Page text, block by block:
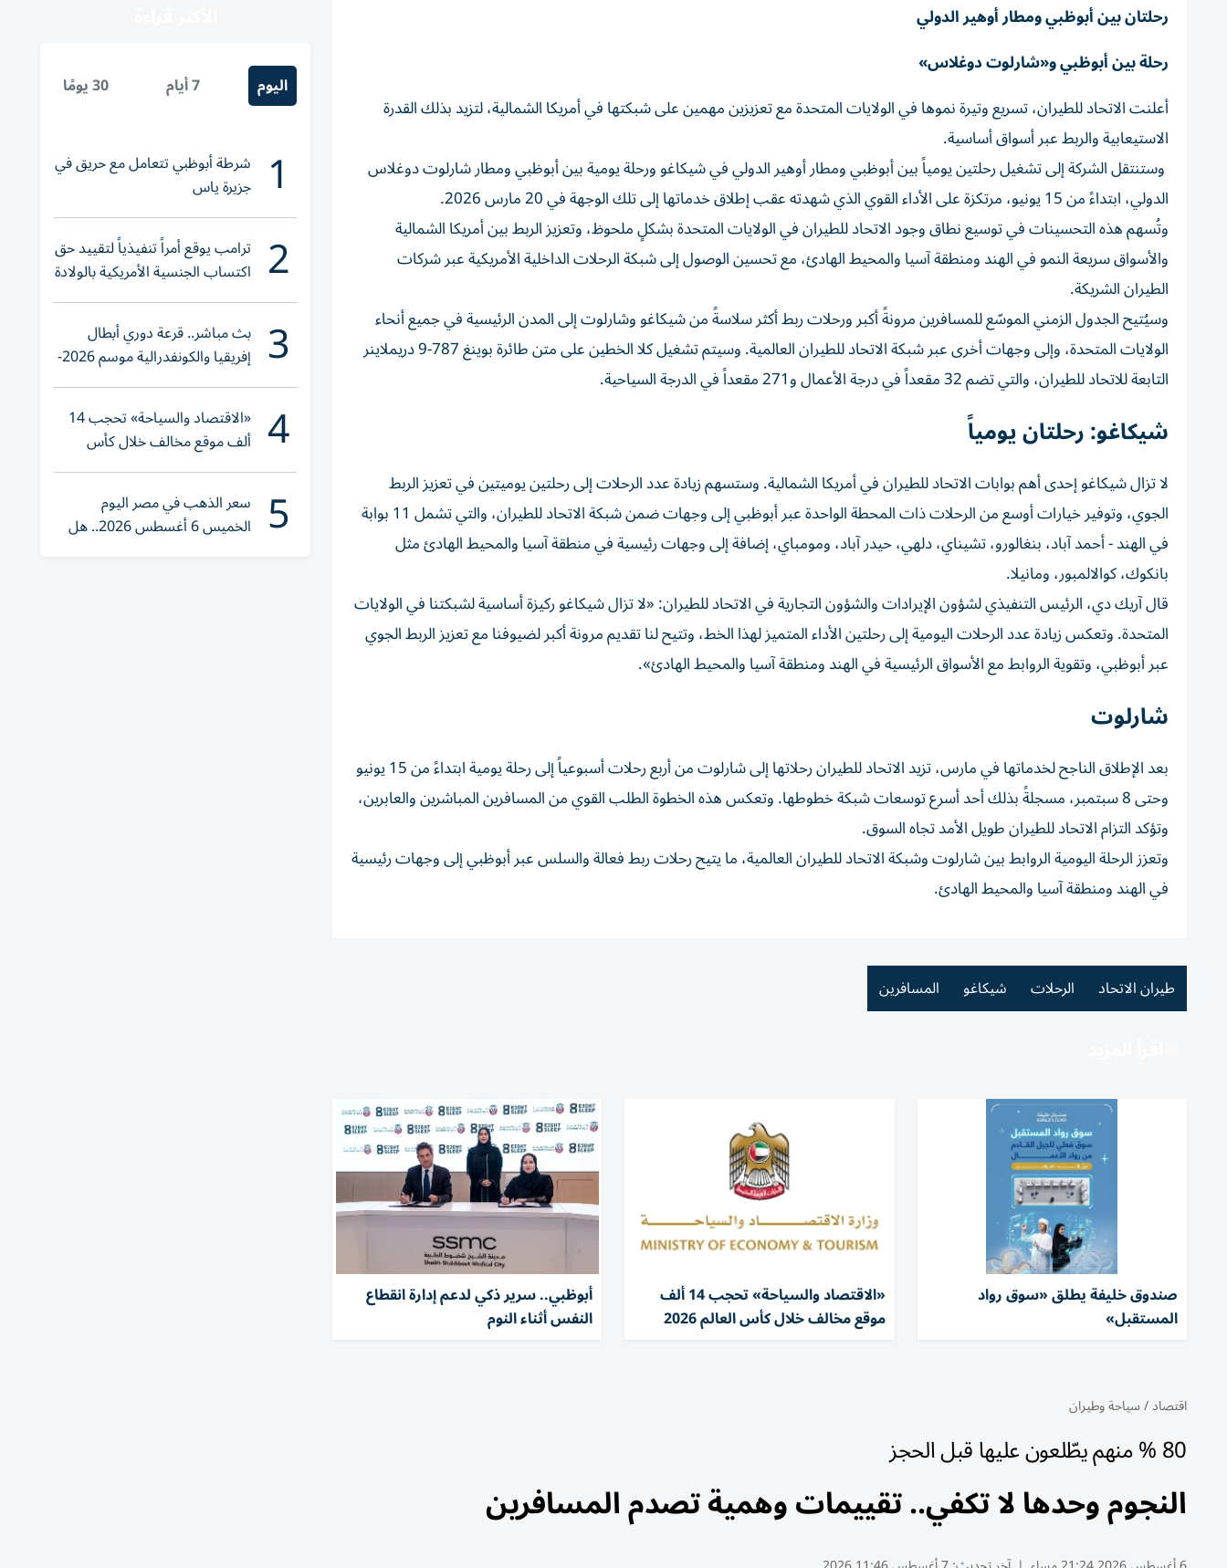
رحلتان بين أبوظبي ومطار أوهير الدولي
رحلة بين أبوظبي و«شارلوت دوغلاس»
أعلنت الاتحاد للطيران، تسريع وتيرة نموها في الولايات المتحدة مع تعزيزين مهمين على شبكتها في أمريكا الشمالية، لتزيد بذلك القدرة
الاستيعابية والربط عبر أسواق أساسية.
وستنتقل الشركة إلى تشغيل رحلتين يومياً بين أبوظبي ومطار أوهير الدولي في شيكاغو ورحلة يومية بين أبوظبي ومطار شارلوت دوغلاس
الدولي، ابتداءً من 15 يونيو، مرتكزة على الأداء القوي الذي شهدته عقب إطلاق خدماتها إلى تلك الوجهة في 20 مارس 2026.
وتُسهم هذه التحسينات في توسيع نطاق وجود الاتحاد للطيران في الولايات المتحدة بشكلٍ ملحوظ، وتعزيز الربط بين أمريكا الشمالية
والأسواق سريعة النمو في الهند ومنطقة آسيا والمحيط الهادئ، مع تحسين الوصول إلى شبكة الرحلات الداخلية الأمريكية عبر شركات
الطيران الشريكة.
وسيُتيح الجدول الزمني الموسّع للمسافرين مرونةً أكبر ورحلات ربط أكثر سلاسةً من شيكاغو وشارلوت إلى المدن الرئيسية في جميع أنحاء
الولايات المتحدة، وإلى وجهات أخرى عبر شبكة الاتحاد للطيران العالمية. وسيتم تشغيل كلا الخطين على متن طائرة بوينغ 787-9 دريملاينر
التابعة للاتحاد للطيران، والتي تضم 32 مقعداً في درجة الأعمال و271 مقعداً في الدرجة السياحية.
شيكاغو: رحلتان يومياً
لا تزال شيكاغو إحدى أهم بوابات الاتحاد للطيران في أمريكا الشمالية. وستسهم زيادة عدد الرحلات إلى رحلتين يوميتين في تعزيز الربط
الجوي، وتوفير خيارات أوسع من الرحلات ذات المحطة الواحدة عبر أبوظبي إلى وجهات ضمن شبكة الاتحاد للطيران، والتي تشمل 11 بوابة
في الهند - أحمد آباد، بنغالورو، تشيناي، دلهي، حيدر آباد، ومومباي، إضافة إلى وجهات رئيسية في منطقة آسيا والمحيط الهادئ مثل
بانكوك، كوالالمبور، ومانيلا.
قال آريك دي، الرئيس التنفيذي لشؤون الإيرادات والشؤون التجارية في الاتحاد للطيران: «لا تزال شيكاغو ركيزة أساسية لشبكتنا في الولايات
المتحدة. وتعكس زيادة عدد الرحلات اليومية إلى رحلتين الأداء المتميز لهذا الخط، وتتيح لنا تقديم مرونة أكبر لضيوفنا مع تعزيز الربط الجوي
عبر أبوظبي، وتقوية الروابط مع الأسواق الرئيسية في الهند ومنطقة آسيا والمحيط الهادئ».
شارلوت
بعد الإطلاق الناجح لخدماتها في مارس، تزيد الاتحاد للطيران رحلاتها إلى شارلوت من أربع رحلات أسبوعياً إلى رحلة يومية ابتداءً من 15 يونيو
وحتى 8 سبتمبر، مسجلةً بذلك أحد أسرع توسعات شبكة خطوطها. وتعكس هذه الخطوة الطلب القوي من المسافرين المباشرين والعابرين،
وتؤكد التزام الاتحاد للطيران طويل الأمد تجاه السوق.
وتعزز الرحلة اليومية الروابط بين شارلوت وشبكة الاتحاد للطيران العالمية، ما يتيح رحلات ربط فعالة والسلس عبر أبوظبي إلى وجهات رئيسية
في الهند ومنطقة آسيا والمحيط الهادئ.
طيران الاتحاد الرحلات شيكاغو المسافرين
صندوق خليفة يطلق «سوق رواد
المستقبل»
«الاقتصاد والسياحة» تحجب 14 ألف
موقع مخالف خلال كأس العالم 2026
أبوظبي.. سرير ذكي لدعم إدارة انقطاع
النفس أثناء النوم
اقتصاد/سياحة وطيران
80 % منهم يطّلعون عليها قبل الحجز
النجوم وحدها لا تكفي.. تقييمات وهمية تصدم المسافرين
اليوم 7 أيام 30 يومًا
1 شرطة أبوظبي تتعامل مع حريق في
جزيرة ياس
2 ترامب يوقع أمراً تنفيذياً لتقييد حق
اكتساب الجنسية الأمريكية بالولادة
3 بث مباشر.. قرعة دوري أبطال
إفريقيا والكونفدرالية موسم 2026-
2027
4 «الاقتصاد والسياحة» تحجب 14
ألف موقع مخالف خلال كأس
العالم 2026
5 سعر الذهب في مصر اليوم
الخميس 6 أغسطس 2026.. هل